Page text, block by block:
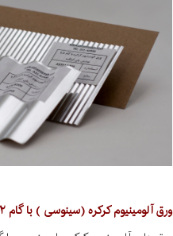
ورق آلومینیوم کرکره (سینوسی ) با گام ۳۲ میلیمتر